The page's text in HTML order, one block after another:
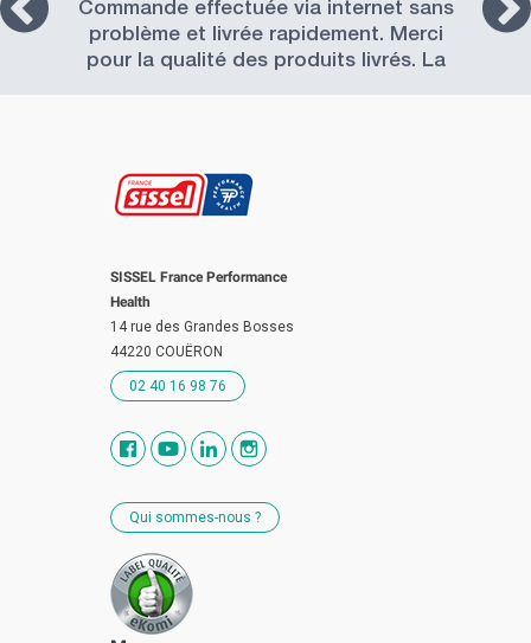
Commande effectuée via internet sans
problème et livrée rapidement. Merci
pour la qualité des produits livrés. La
SISSEL France Performance
Health
14 rue des Grandes Bosses
44220 COUËRON
02 40 16 98 76
Qui sommes-nous ?